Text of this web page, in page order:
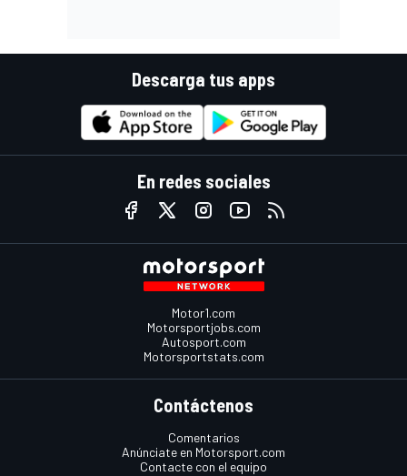
Descarga tus apps
En redes sociales
Motor1.com
Motorsportjobs.com
Autosport.com
Motorsportstats.com
Contáctenos
Comentarios
Anúnciate en Motorsport.com
Contacte con el equipo